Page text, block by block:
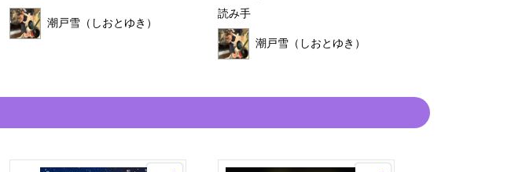
潮戸雪（しおとゆき）
読み手
潮戸雪（しおとゆき）